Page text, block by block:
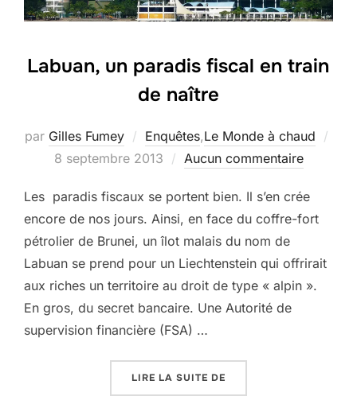
Labuan, un paradis fiscal en train
de naître
par Gilles Fumey Enquêtes,Le Monde à chaud
Publié
8 septembre 2013 Aucun commentaire
Les paradis fiscaux se portent bien. Il s’en crée
encore de nos jours. Ainsi, en face du coffre-fort
pétrolier de Brunei, un îlot malais du nom de
Labuan se prend pour un Liechtenstein qui offrirait
aux riches un territoire au droit de type « alpin ».
En gros, du secret bancaire. Une Autorité de
supervision financière (FSA) …
LIRE LA SUITE DE